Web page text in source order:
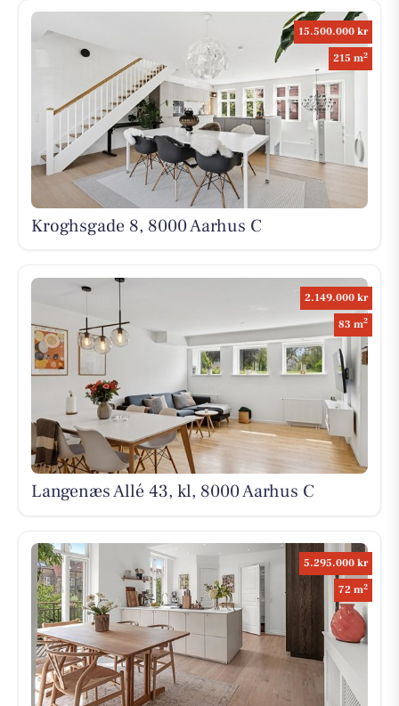
15.500.000 kr
215 m2
Kroghsgade 8, 8000 Aarhus C
2.149.000 kr
83 m2
Langenæs Allé 43, kl, 8000 Aarhus C
5.295.000 kr
72 m2